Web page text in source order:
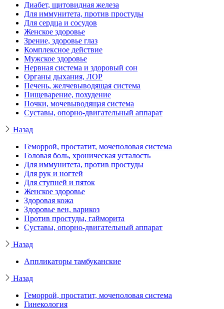
Диабет, щитовидная железа
Для иммунитета, против простуды
Для сердца и сосудов
Женское здоровье
Зрение, здоровье глаз
Комплексное действие
Мужское здоровье
Нервная система и здоровый сон
Органы дыхания, ЛОР
Печень, желчевыводящая система
Пищеварение, похудение
Почки, мочевыводящая система
Суставы, опорно-двигательный аппарат
Назад
Геморрой, простатит, мочеполовая система
Головая боль, хроническая усталость
Для иммунитета, против простуды
Для рук и ногтей
Для ступней и пяток
Женское здоровье
Здоровая кожа
Здоровье вен, варикоз
Против простуды, гайморита
Суставы, опорно-двигательный аппарат
Назад
Аппликаторы тамбуканские
Назад
Геморрой, простатит, мочеполовая система
Гинекология